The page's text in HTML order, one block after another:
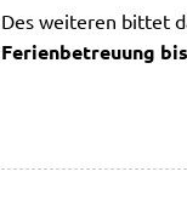
Des weiteren bittet
Ferienbetreuung